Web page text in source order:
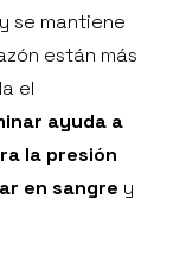
se mantiene
están más
el
ayuda a
la presión
en sangre y